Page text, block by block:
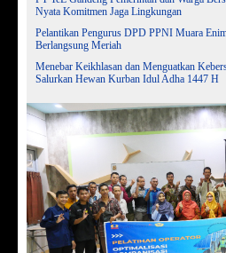
Nyata Komitmen Jaga Lingkungan
Pelantikan Pengurus DPD PPNI Muara
Berlangsung Meriah
Menebar Keikhlasan dan Menguatkan
Salurkan Hewan Kurban Idul Adha 1447 H